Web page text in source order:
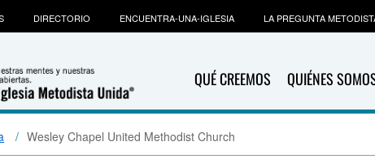
QUÉ CREEMOS QUIÉNES
DIRECTORIO ENCUENTRA-UNA-IGLESIA LA PREGUNTA
Wesley Chapel United Methodist Church